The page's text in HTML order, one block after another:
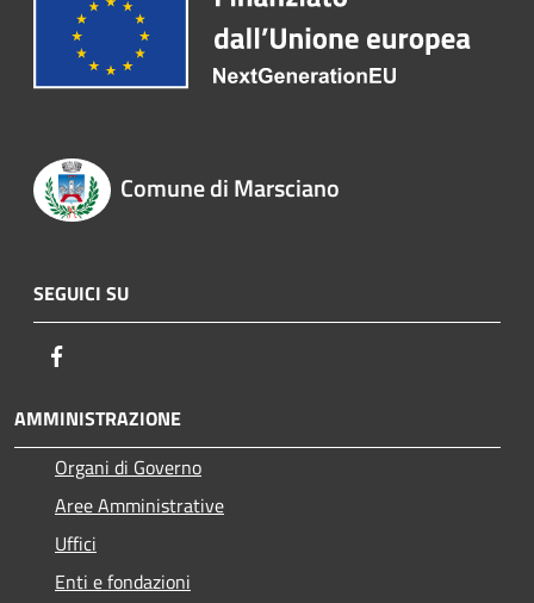
Comune di Marsciano
SEGUICI SU
AMMINISTRAZIONE
Organi di Governo
Aree Amministrative
Uffici
Enti e fondazioni